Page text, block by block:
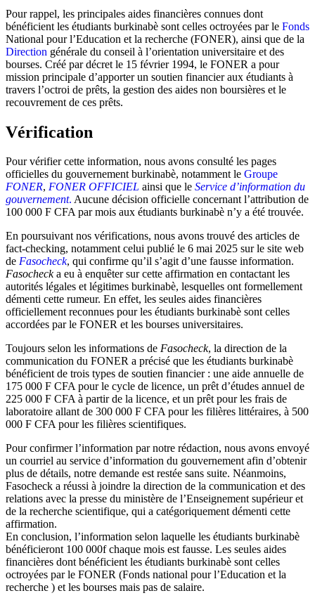
Pour rappel, les principales aides financières connues dont
bénéficient les étudiants burkinabè sont celles octroyées par le Fonds
National pour l’Education et la recherche (FONER), ainsi que de la
Direction générale du conseil à l’orientation universitaire et des
bourses. Créé par décret le 15 février 1994, le FONER a pour
mission principale d’apporter un soutien financier aux étudiants à
travers l’octroi de prêts, la gestion des aides non boursières et le
recouvrement de ces prêts.
Vérification
Pour vérifier cette information, nous avons consulté les pages
officielles du gouvernement burkinabè, notamment le Groupe
FONER, FONER OFFICIEL ainsi que le Service d’information du
gouvernement. Aucune décision officielle concernant l’attribution de
100 000 F CFA par mois aux étudiants burkinabè n’y a été trouvée.
En poursuivant nos vérifications, nous avons trouvé des articles de
fact-checking, notamment celui publié le 6 mai 2025 sur le site web
de Fasocheck, qui confirme qu’il s’agit d’une fausse information.
Fasochecka eu à enquêter sur cette affirmation en contactant les
autorités légales et légitimes burkinabè, lesquelles ont formellement
démenti cette rumeur. En effet, les seules aides financières
officiellement reconnues pour les étudiants burkinabè sont celles
accordées par le FONER et les bourses universitaires.
Toujours selon les informations de Fasocheck, la direction de la
communication du FONER a précisé que les étudiants burkinabè
bénéficient de trois types de soutien financier : une aide annuelle de
175 000 F CFA pour le cycle de licence, un prêt d’études annuel de
225 000 F CFA à partir de la licence, et un prêt pour les frais de
laboratoire allant de 300 000 F CFA pour les filières littéraires, à 500
000 F CFA pour les filières scientifiques.
Pour confirmer l’information par notre rédaction, nous avons envoyé
un courriel au service d’information du gouvernement afin d’obtenir
plus de détails, notre demande est restée sans suite. Néanmoins,
Fasocheck a réussi à joindre la direction de la communication et des
relations avec la presse du ministère de l’Enseignement supérieur et
de la recherche scientifique, qui a catégoriquement démenti cette
affirmation.
En conclusion, l’information selon laquelle les étudiants burkinabè
bénéficieront 100 000f chaque mois est fausse. Les seules aides
financières dont bénéficient les étudiants burkinabè sont celles
octroyées par le FONER (Fonds national pour l’Education et la
recherche ) et les bourses mais pas de salaire.